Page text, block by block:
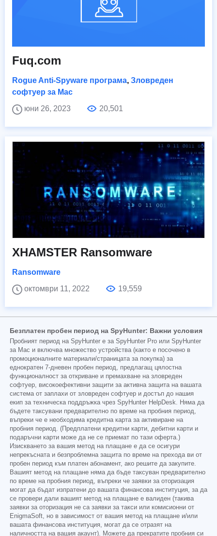
Fuq.com
Rogue Anti-Spyware програма, Зловреден
софтуер за Mac
юни 26, 2023
20,501
XHAMSTER Ransomware
Ransomware
октомври 11, 2022
19,559
Безплатен пробен период на SpyHunter: Важни условия
Пробният период на SpyHunter е за SpyHunter Pro или SpyHunter
за Mac и включва множество устройства (както е посочено в
промоционалните материали/страницата за покупка) за
еднократен 7-дневен пробен период, предлагащ цялостна
функционалност за откриване и премахване на зловреден
софтуер, високоефективни защити за активна защита на вашата
система от заплахи от зловреден софтуер и достъп до нашия
екип за техническа поддръжка чрез SpyHunter HelpDesk. Няма да
бъдете таксувани предварително по време на пробния период,
въпреки че е необходима кредитна карта за активиране на
пробния период. (Предплатени кредитни карти, дебитни карти и
подаръчни карти може да не се приемат по тази оферта.)
Изискването за вашия метод на плащане е да се осигури
непрекъсната и безпроблемна защита по време на прехода ви от
пробен период към платен абонамент, ако решите да закупите.
Вашият метод на плащане няма да бъде таксуван предварително
по време на пробния период, въпреки че заявки за оторизация
могат да бъдат изпратени до вашата финансова институция, за да
се провери дали вашият метод на плащане е валиден (такива
заявки за оторизация не са заявки за такси или комисионни от
EnigmaSoft, но в зависимост от вашия метод на плащане и/или
вашата финансова институция, могат да се отразят на
наличността на вашия акаунт). Можете да прекратите пробния си